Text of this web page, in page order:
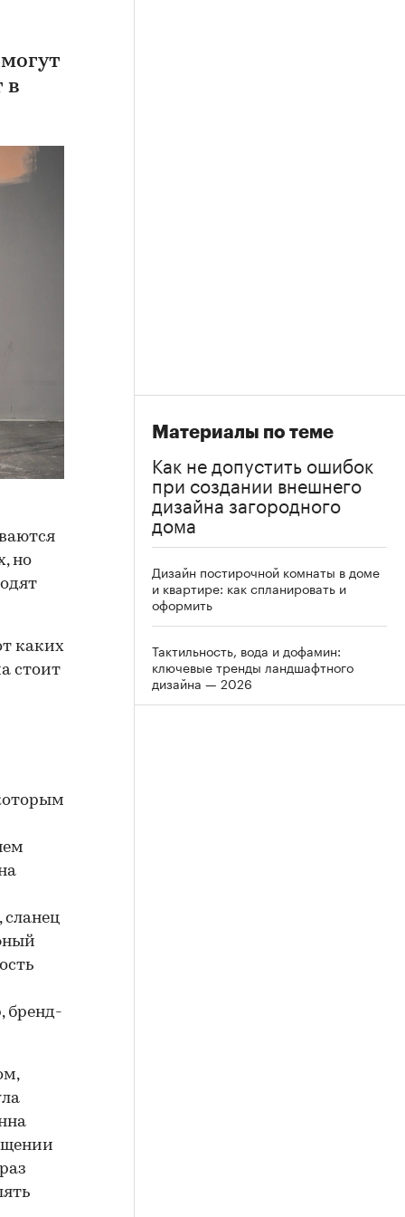
в
но
каких
стоит
бренд-
Материалы по теме
Как не допустить ошибок
при создании внешнего
дизайна загородного
дома
Дизайн постирочной комнаты в доме
и квартире: как спланировать и
оформить
Тактильность, вода и дофамин:
ключевые тренды ландшафтного
дизайна — 2026